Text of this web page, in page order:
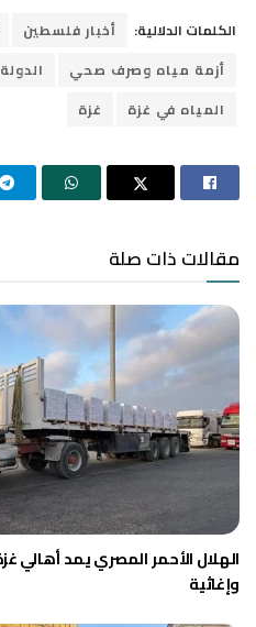
الكلمات الدلالية: أخبار فلسطين
أزمة مياه وصرف صحي
الدولة 24
المياه في غزة
غزة
مقالات ذات صلة
وإغاثية